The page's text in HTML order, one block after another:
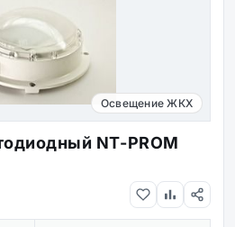
Освещение ЖКХ
NT-PROM